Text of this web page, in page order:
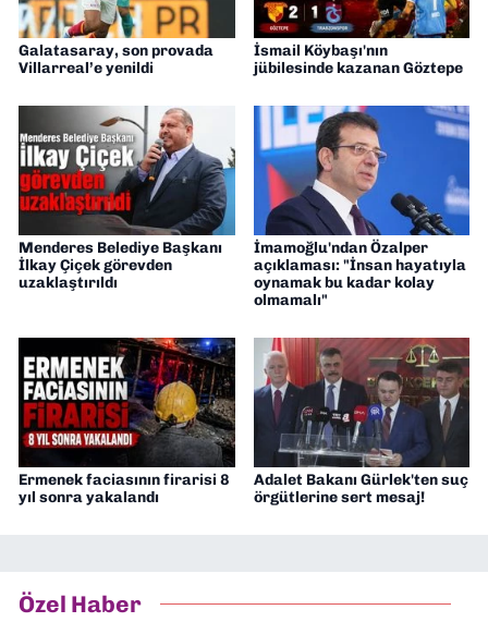
Galatasaray, son provada
Villarreal’e yenildi
İsmail Köybaşı'nın
jübilesinde kazanan Göztepe
Menderes Belediye Başkanı
İlkay Çiçek görevden
uzaklaştırıldı
İmamoğlu'ndan Özalper
açıklaması: "İnsan hayatıyla
oynamak bu kadar kolay
olmamalı"
Ermenek faciasının firarisi 8
yıl sonra yakalandı
Adalet Bakanı Gürlek'ten suç
örgütlerine sert mesaj!
Özel Haber